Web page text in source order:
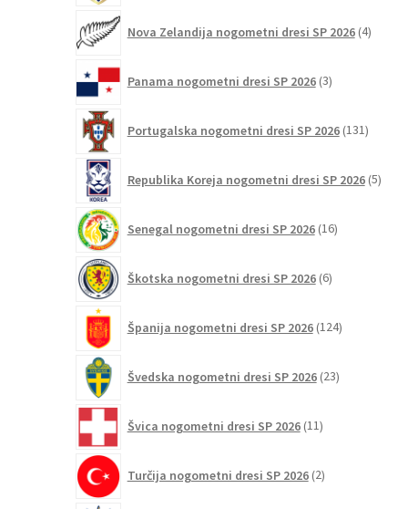
Nova Zelandija nogometni dresi SP 2026 4izdelki
Panama nogometni dresi SP 2026 3izdelki
Portugalska nogometni dresi SP 2026 131
Republika Koreja nogometni dresi SP 2026 5
Senegal nogometni dresi SP 2026 16izdelkov
Škotska nogometni dresi SP 2026 6izdelkov
Španija nogometni dresi SP 2026 124izdelkov
Švedska nogometni dresi SP 2026 23izdelkov
Švica nogometni dresi SP 2026 11izdelkov
Turčija nogometni dresi SP 2026 2izdelka